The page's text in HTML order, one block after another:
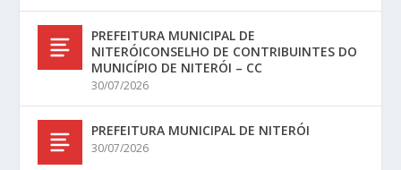
PREFEITURA MUNICIPAL DE
NITERÓICONSELHO DE CONTRIBUINTES DO
MUNICÍPIO DE NITERÓI – CC
30/07/2026
PREFEITURA MUNICIPAL DE NITERÓI
30/07/2026